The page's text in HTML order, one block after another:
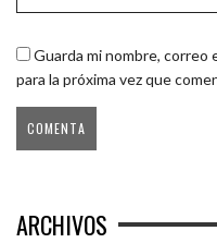
Guarda mi nombre,
para la próxima vez que
ARCHIVOS